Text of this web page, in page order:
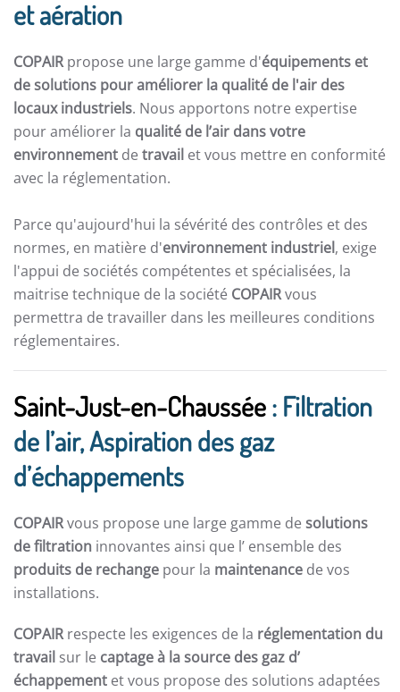
et aération
COPAIRpropose une large gamme d'équipements et
de solutions pour améliorer la qualité de l'air des
locaux industriels. Nous apportons notre expertise
pour améliorer la qualité de l’air dans votre
environnement de travail et vous mettre en conformité
avec la réglementation.
Parce qu'aujourd'hui la sévérité des contrôles et des
normes, en matière d'environnement industriel, exige
l'appui de sociétés compétentes et spécialisées, la
maitrise technique de la société COPAIRvous
permettra de travailler dans les meilleures conditions
réglementaires.
Saint-Just-en-Chaussée: Filtration
de l’air, Aspiration des gaz
d’échappements
COPAIRvous propose une large gamme de solutions
de filtration innovantes ainsi que l’ ensemble des
produits de rechange pour la maintenance de vos
installations.
COPAIRrespecte les exigences de la réglementation du
travail sur le captage à la source des gaz d’
échappement et vous propose des solutions adaptées